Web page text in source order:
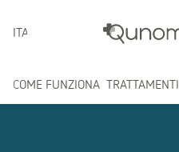
ITALIANO
COME FUNZIONA TRATTAMENTI